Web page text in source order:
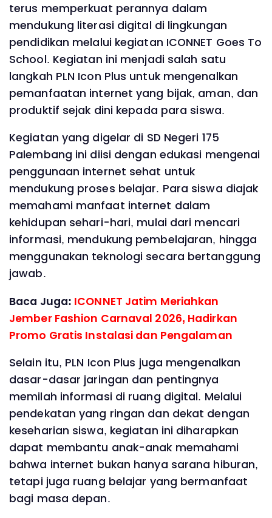
terus memperkuat perannya dalam
mendukung literasi digital di lingkungan
pendidikan melalui kegiatan ICONNET Goes To
School. Kegiatan ini menjadi salah satu
langkah PLN Icon Plus untuk mengenalkan
pemanfaatan internet yang bijak, aman, dan
produktif sejak dini kepada para siswa.
Kegiatan yang digelar di SD Negeri 175
Palembang ini diisi dengan edukasi mengenai
penggunaan internet sehat untuk
mendukung proses belajar. Para siswa diajak
memahami manfaat internet dalam
kehidupan sehari-hari, mulai dari mencari
informasi, mendukung pembelajaran, hingga
menggunakan teknologi secara bertanggung
jawab.
Baca Juga: ICONNET Jatim Meriahkan
Jember Fashion Carnaval 2026, Hadirkan
Promo Gratis Instalasi dan Pengalaman
Selain itu, PLN Icon Plus juga mengenalkan
dasar-dasar jaringan dan pentingnya
memilah informasi di ruang digital. Melalui
pendekatan yang ringan dan dekat dengan
keseharian siswa, kegiatan ini diharapkan
dapat membantu anak-anak memahami
bahwa internet bukan hanya sarana hiburan,
tetapi juga ruang belajar yang bermanfaat
bagi masa depan.